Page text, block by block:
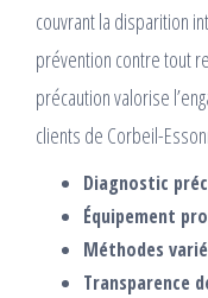
couvrant la disparition
prévention contre tout
précaution valorise
clients de Corbeil-
Diagnostic
Équipement
Méthodes
Transparence